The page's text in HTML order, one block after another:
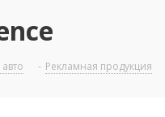
- Рекламная продукция